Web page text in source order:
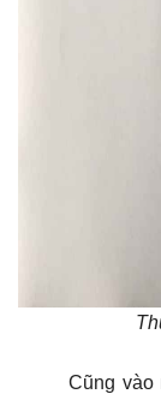
Cũng vào